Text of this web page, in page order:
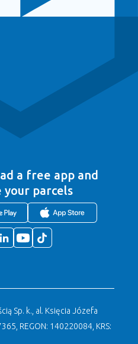
a free app and
your parcels
Sp. k., al. Księcia Józefa
REGON: 140220084, KRS: